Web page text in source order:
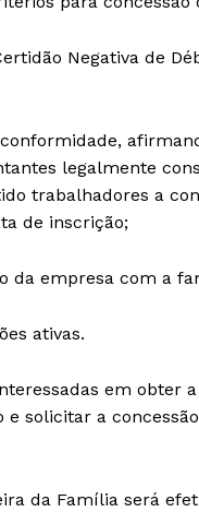
Negativa de
legalmente
trabalhadores a
de inscrição;
da empresa com a
ativas.
em obter
e solicitar a
da Família será